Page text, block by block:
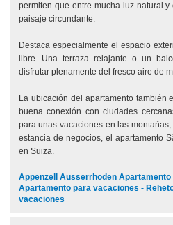
permiten que entre mucha luz natural y
paisaje circundante.
Destaca especialmente el espacio
libre. Una terraza relajante o un
disfrutar plenamente del fresco aire de
La ubicación del apartamento también
buena conexión con ciudades
para unas vacaciones en las
estancia de negocios, el apartamento
en Suiza.
Appenzell Ausserrhoden
Apartamento para vacaciones -
vacaciones